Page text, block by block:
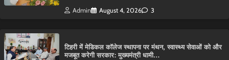
Admin August 4, 2026 3
टिहरी में मेडिकल कॉलेज स्थापना पर मंथन, स्वास्थ्य सेवाओं को और
मजबूत करेगी सरकार: मुख्यमंत्री धामी…